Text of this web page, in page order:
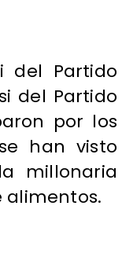
del Partido
del Partido
por los
han visto
millonaria
alimentos.